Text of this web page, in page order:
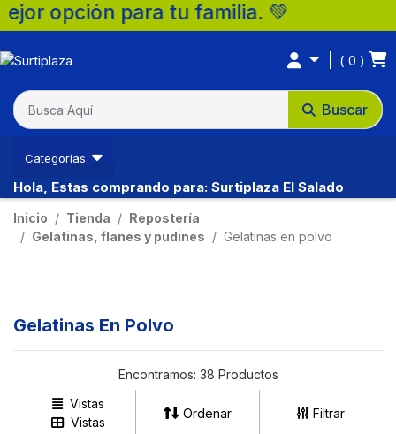
tu familia. 💚
Buscar
0
Categorías
Hola, Estas comprando para: Surtiplaza El Salado
Inicio Tienda
Repostería
Gelatinas, flanes y pudines
Gelatinas en polvo
Gelatinas En Polvo
Encontramos: 38 Productos
Vistas
Vistas
Ordenar Filtrar